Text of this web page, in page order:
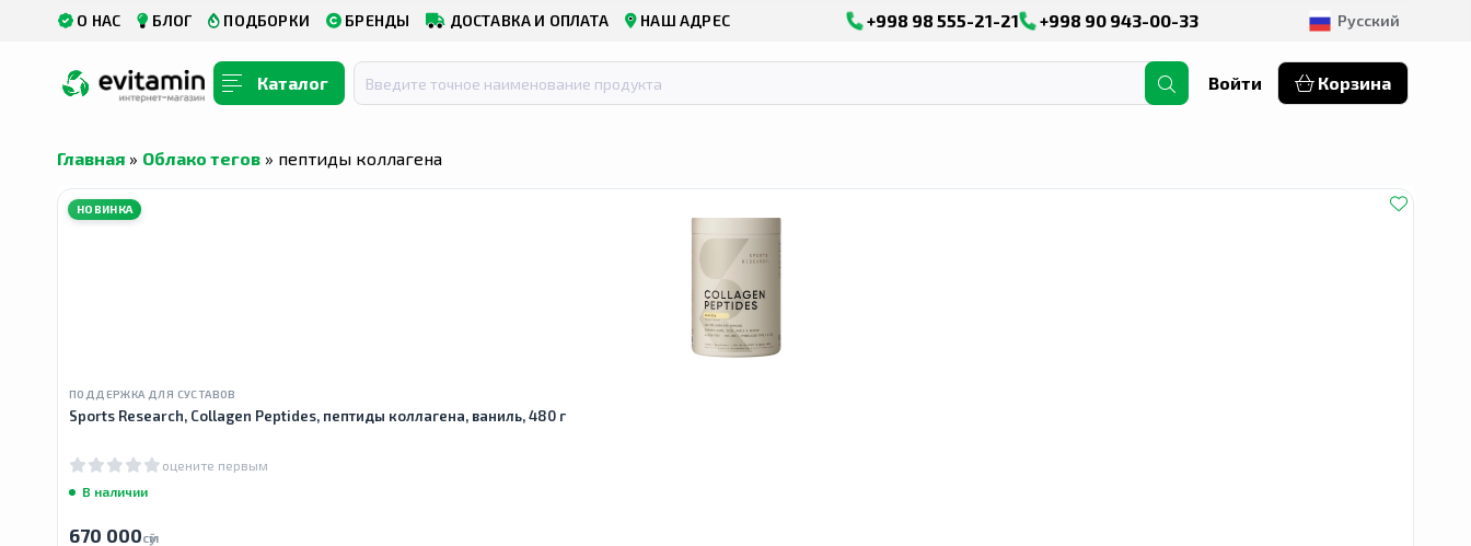
О НАС БЛОГ ПОДБОРКИ БРЕНДЫ ДОСТАВКА И ОПЛАТА НАШ АДРЕС +998 98 555-21-21 +998 90 943-00-33 Русский
Каталог Войти Корзина
Главная » Облако тегов » пептиды коллагена
НОВИНКА
ПОДДЕРЖКА ДЛЯ СУСТАВОВ
Sports Research, Collagen Peptides, пептиды коллагена, ваниль, 480 г
оцените первым
В наличии
670 000сӯм